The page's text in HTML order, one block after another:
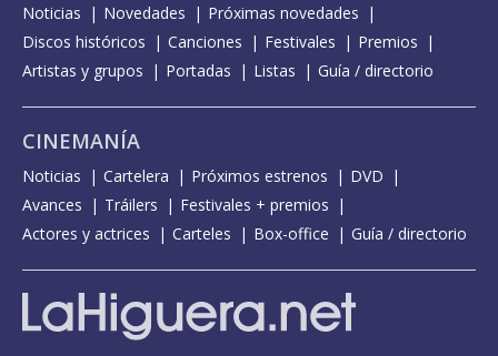
Noticias Novedades
Próximas novedades
Discos históricos
Canciones Festivales
Premios
Artistas y grupos
Portadas Listas Guía / directorio
CINEMANÍA
Noticias Cartelera Próximos estrenos
DVD
Avances
Tráilers
Festivales + premios
Actores y actrices
Carteles Box-office Guía / directorio